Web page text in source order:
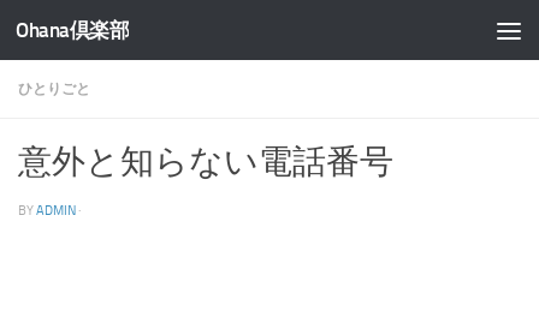
コンテンツへスキップ
Ohana倶楽部
ひとりごと
意外と知らない電話番号
BYADMIN ·